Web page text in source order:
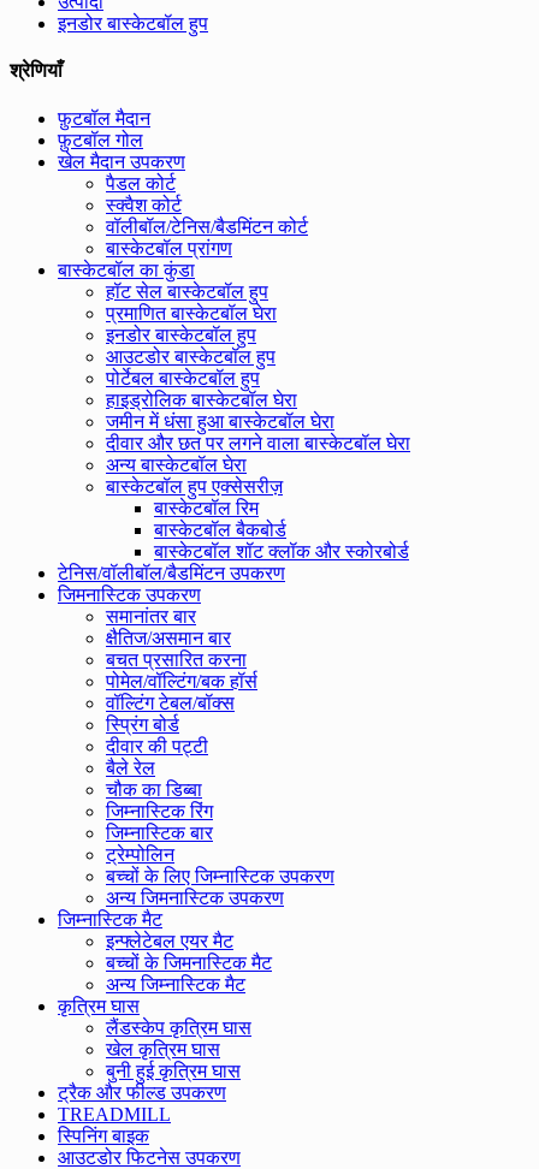
इनडोर बास्केटबॉल हुप
श्रेणियाँ
फ़ुटबॉल मैदान
फ़ुटबॉल गोल
खेल मैदान उपकरण
पैडल कोर्ट
स्क्वैश कोर्ट
वॉलीबॉल/टेनिस/बैडमिंटन कोर्ट
बास्केटबॉल प्रांगण
बास्केटबॉल का कुंडा
हॉट सेल बास्केटबॉल हुप
प्रमाणित बास्केटबॉल घेरा
इनडोर बास्केटबॉल हुप
आउटडोर बास्केटबॉल हुप
पोर्टेबल बास्केटबॉल हुप
हाइड्रोलिक बास्केटबॉल घेरा
जमीन में धंसा हुआ बास्केटबॉल घेरा
दीवार और छत पर लगने वाला बास्केटबॉल घेरा
अन्य बास्केटबॉल घेरा
बास्केटबॉल हुप एक्सेसरीज़
बास्केटबॉल रिम
बास्केटबॉल बैकबोर्ड
बास्केटबॉल शॉट क्लॉक और स्कोरबोर्ड
टेनिस/वॉलीबॉल/बैडमिंटन उपकरण
जिमनास्टिक उपकरण
समानांतर बार
क्षैतिज/असमान बार
बचत प्रसारित करना
पोमेल/वॉल्टिंग/बक हॉर्स
वॉल्टिंग टेबल/बॉक्स
स्प्रिंग बोर्ड
दीवार की पट्टी
बैले रेल
चौक का डिब्बा
जिम्नास्टिक रिंग
जिम्नास्टिक बार
ट्रेम्पोलिन
बच्चों के लिए जिम्नास्टिक उपकरण
अन्य जिमनास्टिक उपकरण
जिम्नास्टिक मैट
इन्फ्लेटेबल एयर मैट
बच्चों के जिमनास्टिक मैट
अन्य जिम्नास्टिक मैट
कृत्रिम घास
लैंडस्केप कृत्रिम घास
खेल कृत्रिम घास
बुनी हुई कृत्रिम घास
ट्रैक और फील्ड उपकरण
TREADMILL
स्पिनिंग बाइक
आउटडोर फिटनेस उपकरण